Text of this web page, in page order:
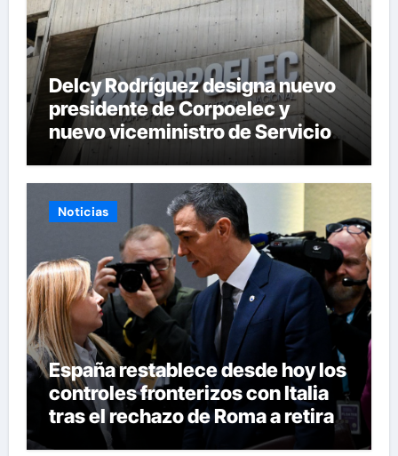
Delcy Rodríguez designa nuevo
presidente de Corpoelec y
nuevo viceministro de Servicios
Eléctricos
Noticias
España restablece desde hoy los
controles fronterizos con Italia
tras el rechazo de Roma a retirar
las restricciones